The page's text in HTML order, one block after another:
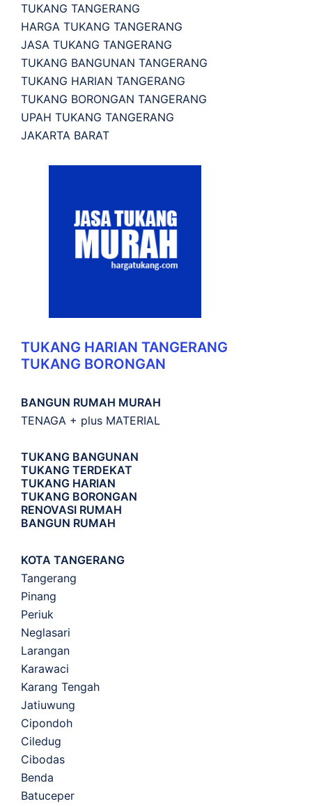
TUKANG TANGERANG
HARGA TUKANG TANGERANG
JASA TUKANG TANGERANG
TUKANG BANGUNAN TANGERANG
TUKANG HARIAN TANGERANG
TUKANG BORONGAN TANGERANG
UPAH TUKANG TANGERANG
JAKARTA BARAT
TUKANG HARIAN TANGERANG
TUKANG BORONGAN
BANGUN RUMAH MURAH
TENAGA + plus MATERIAL
TUKANG BANGUNAN
TUKANG TERDEKAT
TUKANG HARIAN
TUKANG BORONGAN
RENOVASI RUMAH
BANGUN RUMAH
KOTA TANGERANG
Tangerang
Pinang
Periuk
Neglasari
Larangan
Karawaci
Karang Tengah
Jatiuwung
Cipondoh
Ciledug
Cibodas
Benda
Batuceper